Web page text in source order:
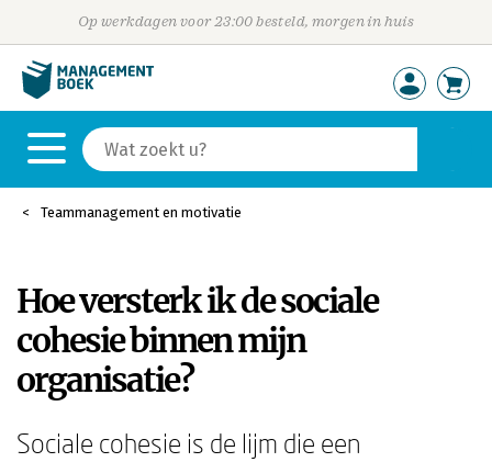
Op werkdagen voor 23:00 besteld, morgen in huis
Teammanagement en motivatie
Hoe versterk ik de sociale
cohesie binnen mijn
organisatie?
Sociale cohesie is de lijm die een